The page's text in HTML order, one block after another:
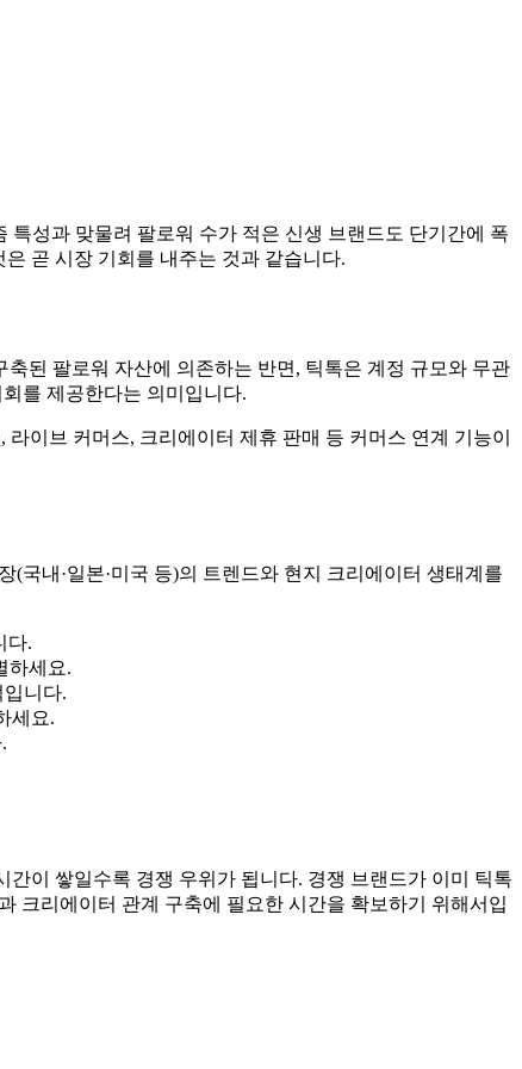
성과 맞물려 팔로워 수가 적은 신생 브랜드도 단기간에 폭
곧 시장 기회를 내주는 것과 같습니다.
된 팔로워 자산에 의존하는 반면, 틱톡은 계정 규모와 무관
를 제공한다는 의미입니다.
이브 커머스, 크리에이터 제휴 판매 등 커머스 연계 기능이
국내·일본·미국 등)의 트렌드와 현지 크리에이터 생태계를
다.
하세요.
니다.
세요.
이 쌓일수록 경쟁 우위가 됩니다. 경쟁 브랜드가 이미 틱톡
크리에이터 관계 구축에 필요한 시간을 확보하기 위해서입